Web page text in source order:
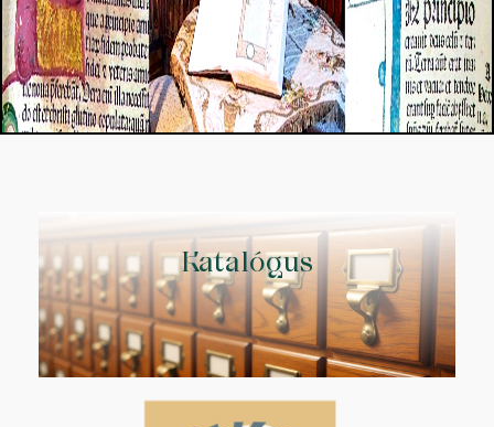
Katalógus